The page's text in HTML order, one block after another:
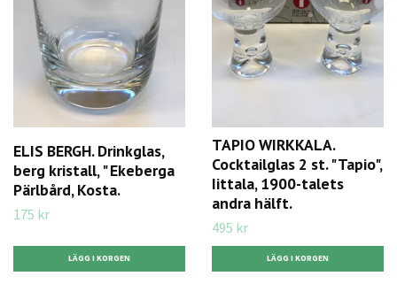
ELIS BERGH. Drinkglas,
berg kristall, " Ekeberga
Pärlbård, Kosta.
175 kr
TAPIO WIRKKALA.
Cocktailglas 2 st. " Tapio",
Iittala, 1900-talets
andra hälft.
495 kr